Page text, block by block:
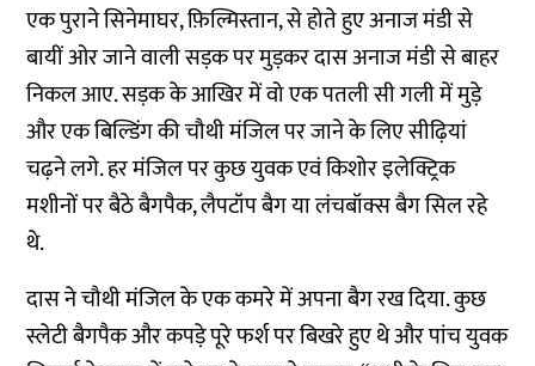
एक पुराने सिनेमाघर, फ़िल्मिस्तान, से होते हुए अनाज मंडी से
बायीं ओर जाने वाली सड़क पर मुड़कर दास अनाज मंडी से बाहर
निकल आए. सड़क के आखिर में वो एक पतली सी गली में मुड़े
और एक बिल्डिंग की चौथी मंजिल पर जाने के लिए सीढ़ियां
चढ़ने लगे. हर मंजिल पर कुछ युवक एवं किशोर इलेक्ट्रिक
मशीनों पर बैठे बैगपैक, लैपटॉप बैग या लंचबॉक्स बैग सिल रहे
थे.
दास ने चौथी मंजिल के एक कमरे में अपना बैग रख दिया. कुछ
स्लेटी बैगपैक और कपड़े पूरे फर्श पर बिखरे हुए थे और पांच युवक